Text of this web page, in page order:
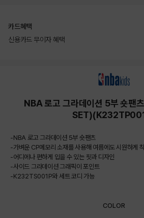
카드혜택
신용카드 무이자 혜택
NBA 로고 그라데이션 5부 숏
-NBA 로고 그라데이션 5부 숏팬츠
-가벼운 CP메모리 소재를 사용해 여름에도 시원하게
-어디에나 편하게 입을 수 있는 핏과 디자인
-사이드 그라데이션 그래픽이 포인트
-K232TS001P와 세트 코디 가능
COLOR